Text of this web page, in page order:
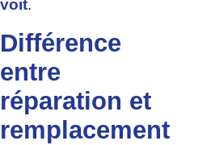
voit.
Différence
entre
réparation et
remplacement